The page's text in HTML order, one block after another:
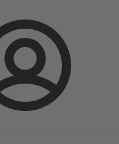
Connexion
AU Monobloc